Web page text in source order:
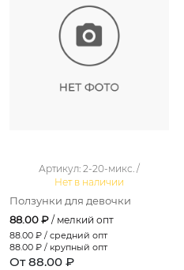
Артикул: 2-20-микс. /
Нет в наличии
Ползунки для девочки
88.00 ₽ / мелкий опт
88.00 ₽ / средний опт
88.00 ₽ / крупный опт
От 88.00 ₽